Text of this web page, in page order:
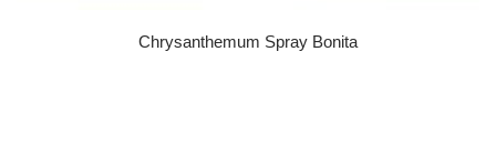
Chrysanthemum Spray Bonita